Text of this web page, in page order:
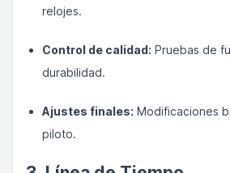
relojes.
Control de calidad: Pruebas de
durabilidad.
Ajustes finales: Modificaciones
piloto.